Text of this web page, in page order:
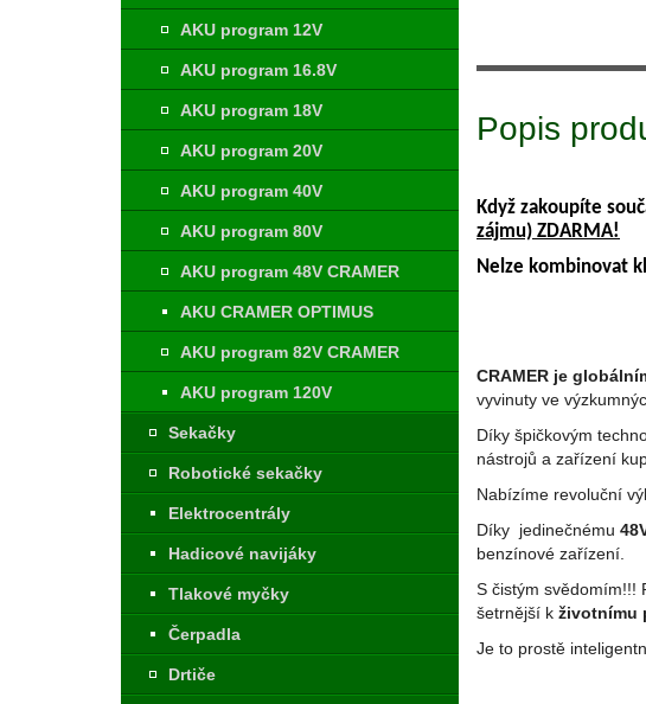
AKU program 12V
AKU program 16.8V
AKU program 18V
AKU program 20V
AKU program 40V
AKU program 80V
AKU program 48V CRAMER
AKU CRAMER OPTIMUS
AKU program 82V CRAMER
AKU program 120V
Sekačky
Robotické sekačky
Elektrocentrály
Hadicové navijáky
Tlakové myčky
Čerpadla
Drtiče
Popis
Když zakoupíte
zájmu) ZDARMA!
Nelze kombinovat
CRAMER je
vyvinuty ve
Díky špičkovým
nástrojů a zařízení
Nabízíme revoluční
Díky jedinečnému
benzínové zařízení.
S čistým svědomím!!!
šetrnější k životnímu
Je to prostě